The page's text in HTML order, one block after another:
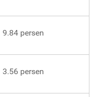
9.84 persen
3.56 persen